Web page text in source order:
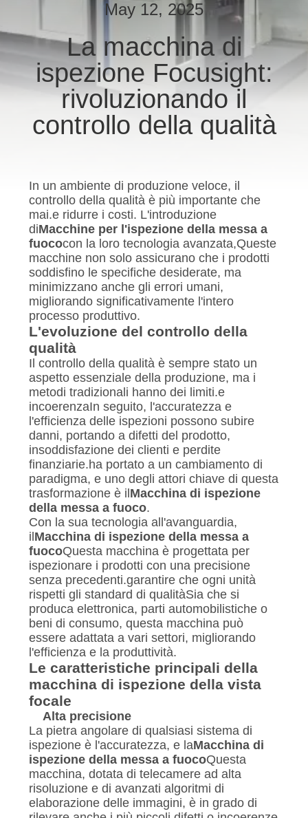
CONTROLLO
DI
QUALITÀ
CONTATTICI
NOTIZIE
RICHIEDA
UNA
CITAZIONE
MAPPA
DEL
SITO
PRIVACY
POLICY
May 12, 2025
La macchina di
ispezione Focusight:
rivoluzionando il
controllo della qualità
In un ambiente di produzione veloce, il
controllo della qualità è più importante che
mai.e ridurre i costi. L'introduzione
diMacchine per l'ispezione della messa a
fuococon la loro tecnologia avanzata,Queste
macchine non solo assicurano che i prodotti
soddisfino le specifiche desiderate, ma
minimizzano anche gli errori umani,
migliorando significativamente l'intero
processo produttivo.
L'evoluzione del controllo della
qualità
Il controllo della qualità è sempre stato un
aspetto essenziale della produzione, ma i
metodi tradizionali hanno dei limiti.e
incoerenzaIn seguito, l'accuratezza e
l'efficienza delle ispezioni possono subire
danni, portando a difetti del prodotto,
insoddisfazione dei clienti e perdite
finanziarie.ha portato a un cambiamento di
paradigma, e uno degli attori chiave di questa
trasformazione è il Macchina di ispezione
della messa a fuoco.
Con la sua tecnologia all'avanguardia,
il Macchina di ispezione della messa a
fuocoQuesta macchina è progettata per
ispezionare i prodotti con una precisione
senza precedenti.garantire che ogni unità
rispetti gli standard di qualitàSia che si
produca elettronica, parti automobilistiche o
beni di consumo, questa macchina può
essere adattata a vari settori, migliorando
l'efficienza e la produttività.
Le caratteristiche principali della
macchina di ispezione della vista
focale
Alta precisione
La pietra angolare di qualsiasi sistema di
ispezione è l'accuratezza, e laMacchina di
ispezione della messa a fuocoQuesta
macchina, dotata di telecamere ad alta
risoluzione e di avanzati algoritmi di
elaborazione delle immagini, è in grado di